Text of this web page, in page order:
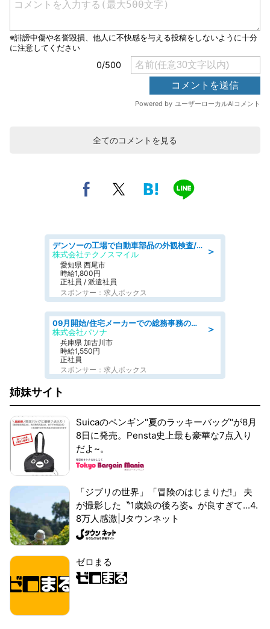
全てのコメントを見る
＞
デンソーの工場で自動車部品の外観検査/denso aichi
株式会社テクノスマイル
愛知県 西尾市
時給1,800円
正社員 / 派遣社員
スポンサー：求人ボックス
＞
09月開始/住宅メーカーでの総務事務のお仕事/駅近/車通勤可/一般事務/人事労務
株式会社パソナ
兵庫県 加古川市
時給1,550円
正社員
スポンサー：求人ボックス
姉妹サイト
Suicaのペンギン"夏のラッキーバッグ"が8月
8日に発売。Pensta史上最も豪華な7点入り
だよ~。
「ジブリの世界」「冒険のはじまりだ!」 夫
が撮影した〝1歳娘の後ろ姿〟が良すぎて...4.
8万人感激|Jタウンネット
ゼロまる